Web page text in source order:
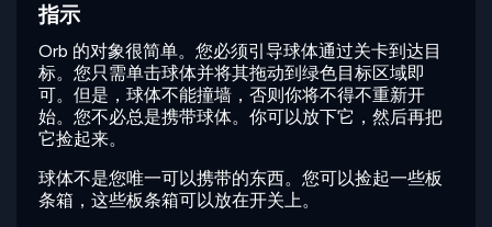
指示
Orb 的对象很简单。您必须引导球体通过关卡到达目
标。您只需单击球体并将其拖动到绿色目标区域即
可。但是，球体不能撞墙，否则你将不得不重新开
始。您不必总是携带球体。你可以放下它，然后再把
它捡起来。
球体不是您唯一可以携带的东西。您可以捡起一些板
条箱，这些板条箱可以放在开关上。